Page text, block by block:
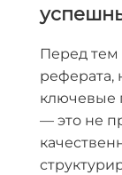
Перед тем
реферата,
ключевые
— это не